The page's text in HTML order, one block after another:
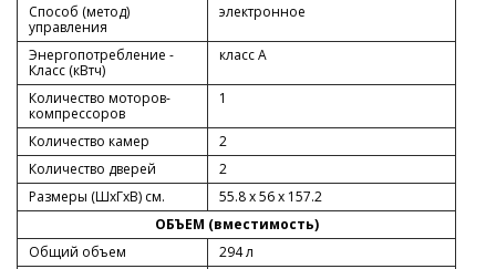
Способ (метод)
управления
электронное
Энергопотребление -
Класс (кВтч)
класс A
Количество моторов-
компрессоров
1
Количество камер
2
Количество дверей
2
Размеры (ШxГxВ) см.
55.8 x 56 x 157.2
ОБЪЕМ (вместимость)
Общий объем
294 л